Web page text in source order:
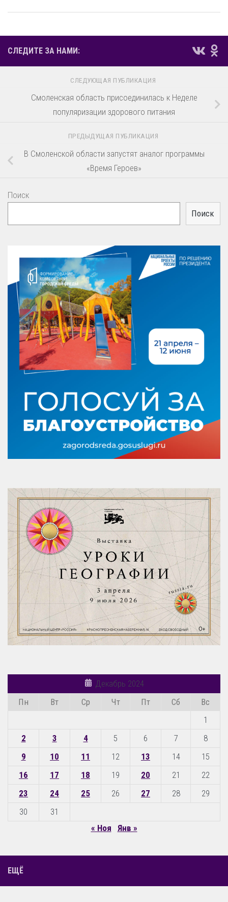
СЛЕДИТЕ ЗА НАМИ:
СЛЕДУЮЩАЯ ПУБЛИКАЦИЯ
Смоленская область присоединилась к Неделе
популяризации здорового питания
ПРЕДЫДУЩАЯ ПУБЛИКАЦИЯ
В Смоленской области запустят аналог программы
«Время Героев»
Поиск
Поиск
Декабрь 2024
Пн
Вт Ср Чт Пт Сб
Вс
1
2
3 4 5 6 7
8
9
10 11 12 13 14
15
16
17 18 19 20 21
22
23
24 25 26 27 28
29
30
31
« Ноя
Янв »
ЕЩЁ